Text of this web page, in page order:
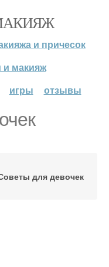
и причесок
и макияж
игры отзывы
для девочек